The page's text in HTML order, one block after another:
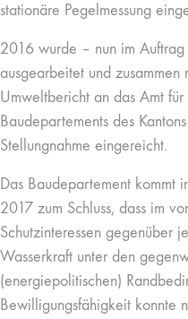
stationäre Pegelmessung
2016 wurde – nun im
ausgearbeitet und zusammen
Umweltbericht an das Amt
Baudepartements des
Stellungnahme eingereicht.
Das Baudepartement kommt
2017 zum Schluss, dass im
Schutzinteressen gegenüber
Wasserkraft unter den
(energiepolitischen)
Bewilligungsfähigkeit konnte